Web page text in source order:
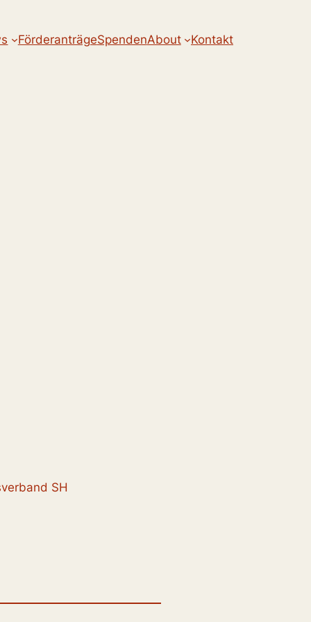
FörderanträgeSpendenAbout Kontakt
SH